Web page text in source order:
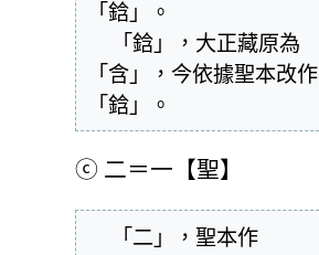
「鋡」。
「含」，今依據聖本改作
「鋡」。
ⓒ 二＝一【聖】